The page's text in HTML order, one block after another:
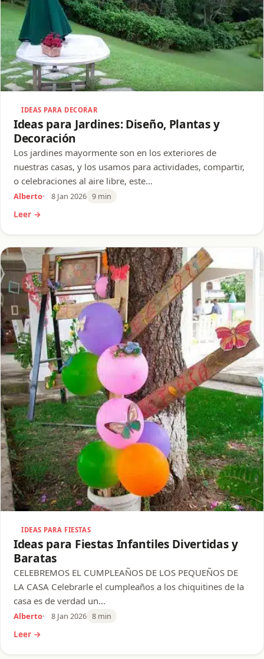
IDEAS PARA DECORAR
Ideas para Jardines: Diseño, Plantas y
Decoración
Los jardines mayormente son en los exteriores de
nuestras casas, y los usamos para actividades, compartir,
o celebraciones al aire libre, este…
Alberto 8 Jan 2026 9 min
Leer →
IDEAS PARA FIESTAS
Ideas para Fiestas Infantiles Divertidas y
Baratas
CELEBREMOS EL CUMPLEAÑOS DE LOS PEQUEÑOS DE
LA CASA Celebrarle el cumpleaños a los chiquitines de la
casa es de verdad un…
Alberto 8 Jan 2026 8 min
Leer →